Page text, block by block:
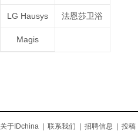
LG Hausys 法恩莎卫浴
Magis
关于IDchina 联系我们 招聘信息 投稿